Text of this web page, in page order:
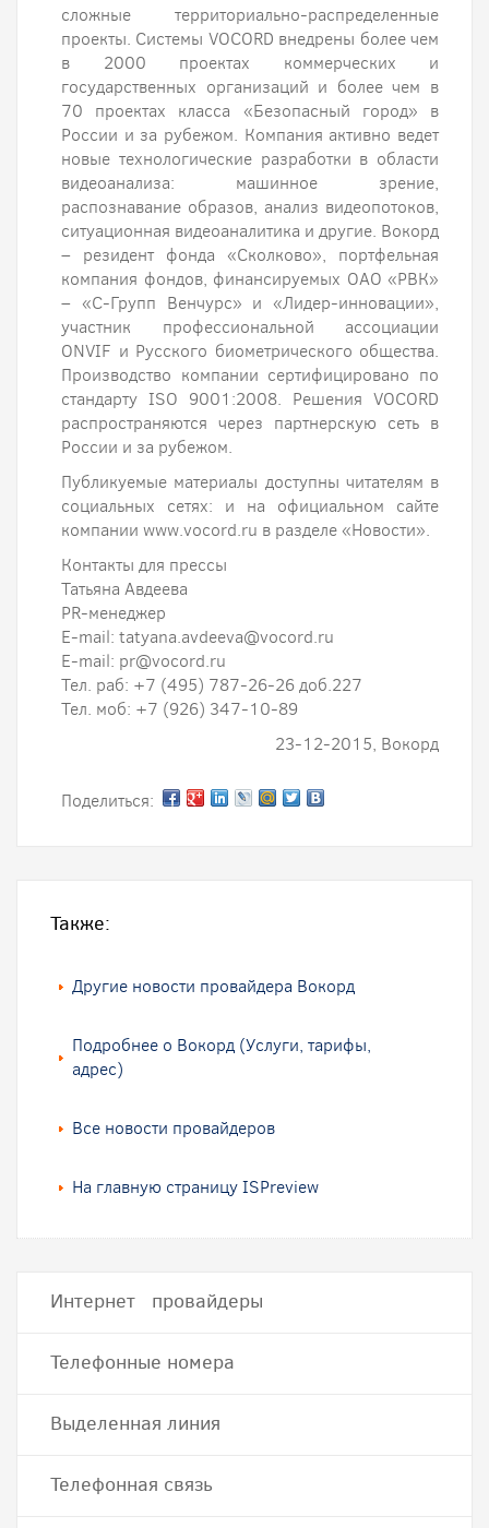
сложные территориально-распределенные
проекты. Системы VOCORD внедрены более чем
в 2000 проектах коммерческих и
государственных организаций и более чем в
70 проектах класса «Безопасный город» в
России и за рубежом. Компания активно ведет
новые технологические разработки в области
видеоанализа: машинное зрение,
распознавание образов, анализ видеопотоков,
ситуационная видеоаналитика и другие. Вокорд
– резидент фонда «Сколково», портфельная
компания фондов, финансируемых ОАО «РВК»
– «С-Групп Венчурс» и «Лидер-инновации»,
участник профессиональной ассоциации
ONVIF и Русского биометрического общества.
Производство компании сертифицировано по
стандарту ISO 9001:2008. Решения VOCORD
распространяются через партнерскую сеть в
России и за рубежом.
Публикуемые материалы доступны читателям в
социальных сетях: и на официальном сайте
компании www.vocord.ru в разделе «Новости».
Контакты для прессы
Татьяна Авдеева
PR-менеджер
E-mail: tatyana.avdeeva@vocord.ru
E-mail: pr@vocord.ru
Тел. раб: +7 (495) 787-26-26 доб.227
Тел. моб: +7 (926) 347-10-89
23-12-2015, Вокорд
Поделиться:
Также:
Другие новости провайдера Вокорд
Подробнее о Вокорд (Услуги, тарифы,
адрес)
Все новости провайдеров
На главную страницу ISPreview
Интернет провайдеры
Телефонные номера
Выделенная линия
Телефонная связь